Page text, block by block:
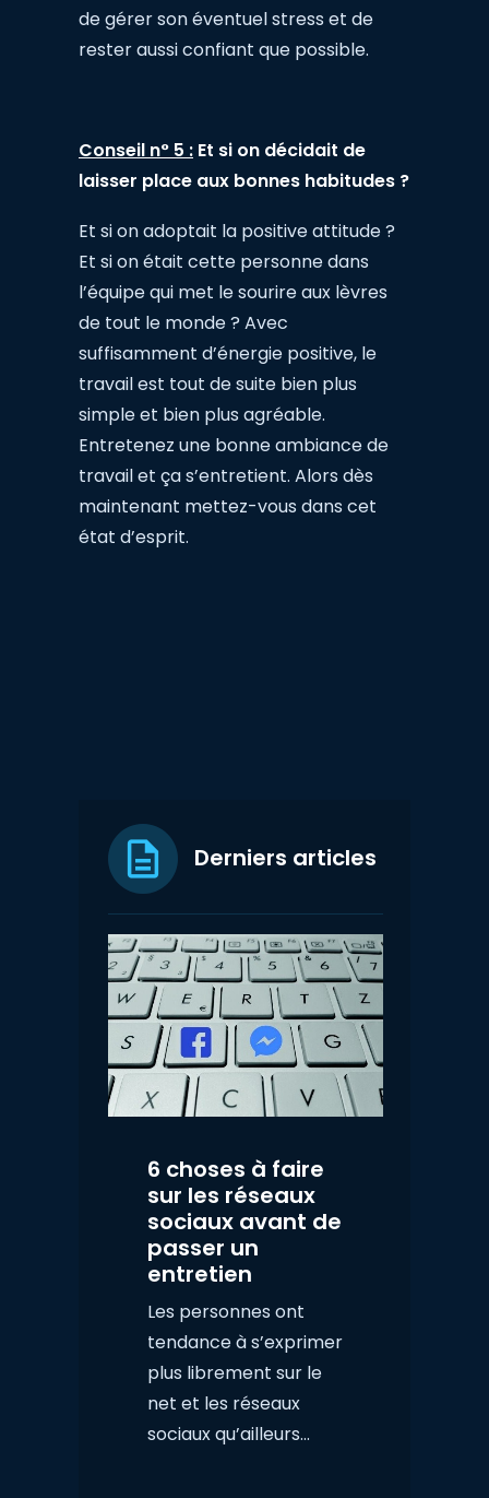
de gérer son éventuel stress et de
rester aussi confiant que possible.
Conseil n° 5 : Et si on décidait de
laisser place aux bonnes habitudes ?
Et si on adoptait la positive attitude ?
Et si on était cette personne dans
l’équipe qui met le sourire aux lèvres
de tout le monde ? Avec
suffisamment d’énergie positive, le
travail est tout de suite bien plus
simple et bien plus agréable.
Entretenez une bonne ambiance de
travail et ça s’entretient. Alors dès
maintenant mettez-vous dans cet
état d’esprit.
Derniers articles
6 choses à faire
sur les réseaux
sociaux avant de
passer un
entretien
Les personnes ont
tendance à s’exprimer
plus librement sur le
net et les réseaux
sociaux qu’ailleurs...